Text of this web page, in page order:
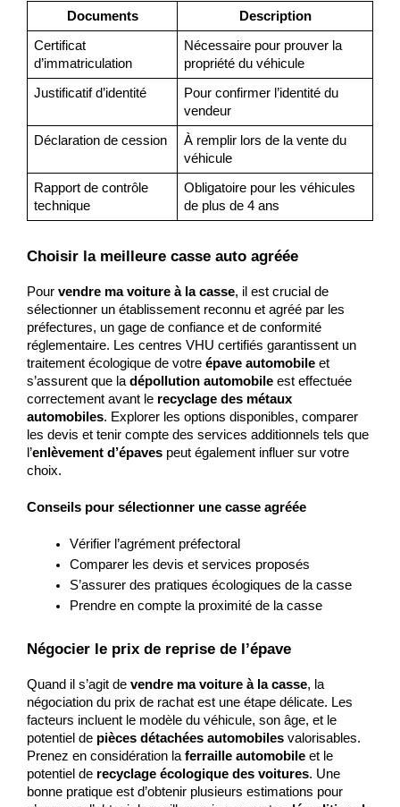
Documents
Description
Certificat
d’immatriculation
Nécessaire pour prouver la
propriété du véhicule
Justificatif d’identité
Pour confirmer l’identité du
vendeur
Déclaration de cession
À remplir lors de la vente du
véhicule
Rapport de contrôle
technique
Obligatoire pour les véhicules
de plus de 4 ans
Choisir la meilleure casse auto agréée
Pour vendre ma voiture à la casse, il est crucial de
sélectionner un établissement reconnu et agréé par les
préfectures, un gage de confiance et de conformité
réglementaire. Les centres VHU certifiés garantissent un
traitement écologique de votre épave automobile et
s’assurent que la dépollution automobile est effectuée
correctement avant le recyclage des métaux
automobiles. Explorer les options disponibles, comparer
les devis et tenir compte des services additionnels tels que
l’enlèvement d’épaves peut également influer sur votre
choix.
Conseils pour sélectionner une casse agréée
Vérifier l’agrément préfectoral
Comparer les devis et services proposés
S’assurer des pratiques écologiques de la casse
Prendre en compte la proximité de la casse
Négocier le prix de reprise de l’épave
Quand il s’agit de vendre ma voiture à la casse, la
négociation du prix de rachat est une étape délicate. Les
facteurs incluent le modèle du véhicule, son âge, et le
potentiel de pièces détachées automobiles valorisables.
Prenez en considération la ferraille automobile et le
potentiel de recyclage écologique des voitures. Une
bonne pratique est d’obtenir plusieurs estimations pour